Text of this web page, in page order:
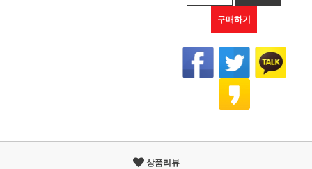
구매하기
상품리뷰